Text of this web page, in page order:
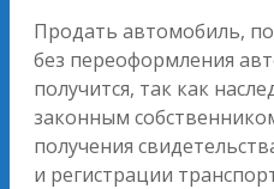
Продать автомобиль,
без переоформления
получится, так как
законным
получения
и регистрации